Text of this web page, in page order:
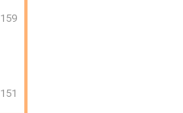
159
151